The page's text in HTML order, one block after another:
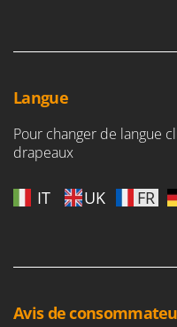
Langue
Pour changer de langue
drapeaux
IT UK FR
Avis de